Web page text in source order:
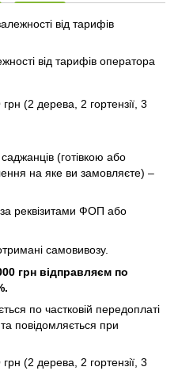
від тарифів
від тарифів оператора
(2 дерева, 2 гортензії, 3
(готівкою або
на яке ви замовляєте) –
реквізитами ФОП або
самовивозу.
грн відправляєм по
по частковій передоплаті
повідомляється при
(2 дерева, 2 гортензії, 3